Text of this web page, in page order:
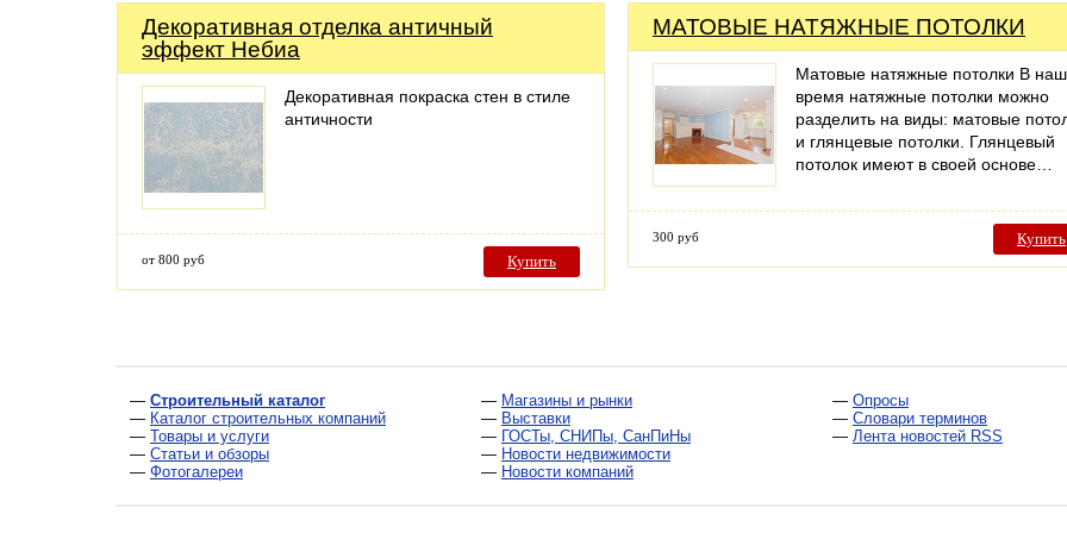
Декоративная отделка античный
эффект Небиа
Декоративная покраска стен в стиле
античности
от 800 руб Купить
МАТОВЫЕ НАТЯЖНЫЕ ПОТОЛКИ
Матовые натяжные потолки В
время натяжные потолки можно
разделить на виды: матовые
и глянцевые потолки. Глянцевый
потолок имеют в своей основе…
300 руб Купить
— Строительный каталог
— Каталог строительных компаний
— Товары и услуги
— Статьи и обзоры
— Фотогалереи
— Магазины и рынки
— Выставки
— ГОСТы, СНИПы, СанПиНы
— Новости недвижимости
— Новости компаний
— Опросы
— Словари терминов
— Лента новостей RSS